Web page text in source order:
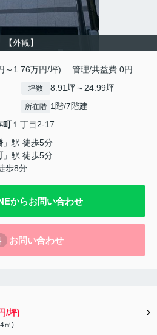
【外観】
～1.76万円/坪) 管理/共益費 0円
坪数 8.91坪～24.99坪
所在階 1階/7階建
町１丁目2-17
」駅 徒歩5分
」駅 徒歩5分
歩8分
からお問い合わせ
お問い合わせ
/坪)
㎡)